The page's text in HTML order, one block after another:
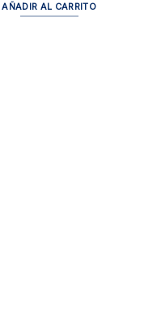
AÑADIR AL CARRITO